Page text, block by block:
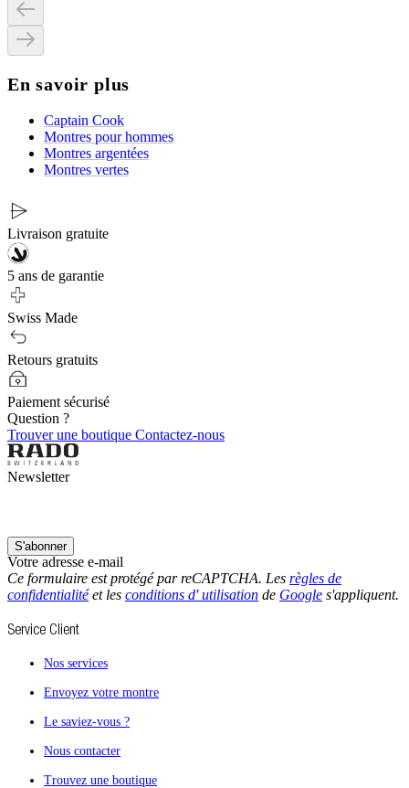
En savoir plus
Captain Cook
Montres pour hommes
Montres argentées
Montres vertes
Livraison gratuite
5 ans de garantie
Swiss Made
Retours gratuits
Paiement sécurisé
Question ?
Trouver une boutique Contactez-nous
Newsletter
Votre adresse e-mail
S'abonner
Ce formulaire est protégé par reCAPTCHA. Les règles de
confidentialitéet les conditions d' utilisation de Google s'appliquent.
Service Client
Nos services
Envoyez votre montre
Le saviez-vous ?
Nous contacter
Trouvez une boutique